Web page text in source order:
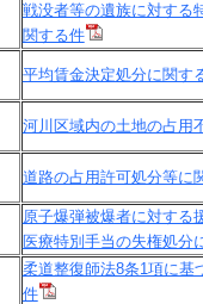
戦没者等の遺族に対する
関する件
平均賃金決定処分に関す
河川区域内の土地の占用
道路の占用許可処分等に
原子爆弾被爆者に対する
医療特別手当の失権処分
柔道整復師法8条1項に基
件